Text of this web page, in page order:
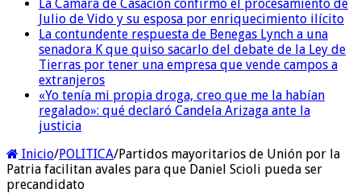
La Cámara de Casación confirmó el procesamiento de
Julio de Vido y su esposa por enriquecimiento ilícito
La contundente respuesta de Benegas Lynch a una
senadora K que quiso sacarlo del debate de la Ley de
Tierras por tener una empresa que vende campos a
extranjeros
«Yo tenía mi propia droga, creo que me la habían
regalado»: qué declaró Candela Arizaga ante la
justicia
Inicio/POLITICA/Partidos mayoritarios de Unión por la
Patria facilitan avales para que Daniel Scioli pueda ser
precandidato